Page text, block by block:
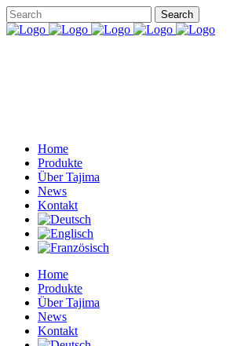
Home
Produkte
Über Tajima
News
Kontakt
Home
Produkte
Über Tajima
News
Kontakt